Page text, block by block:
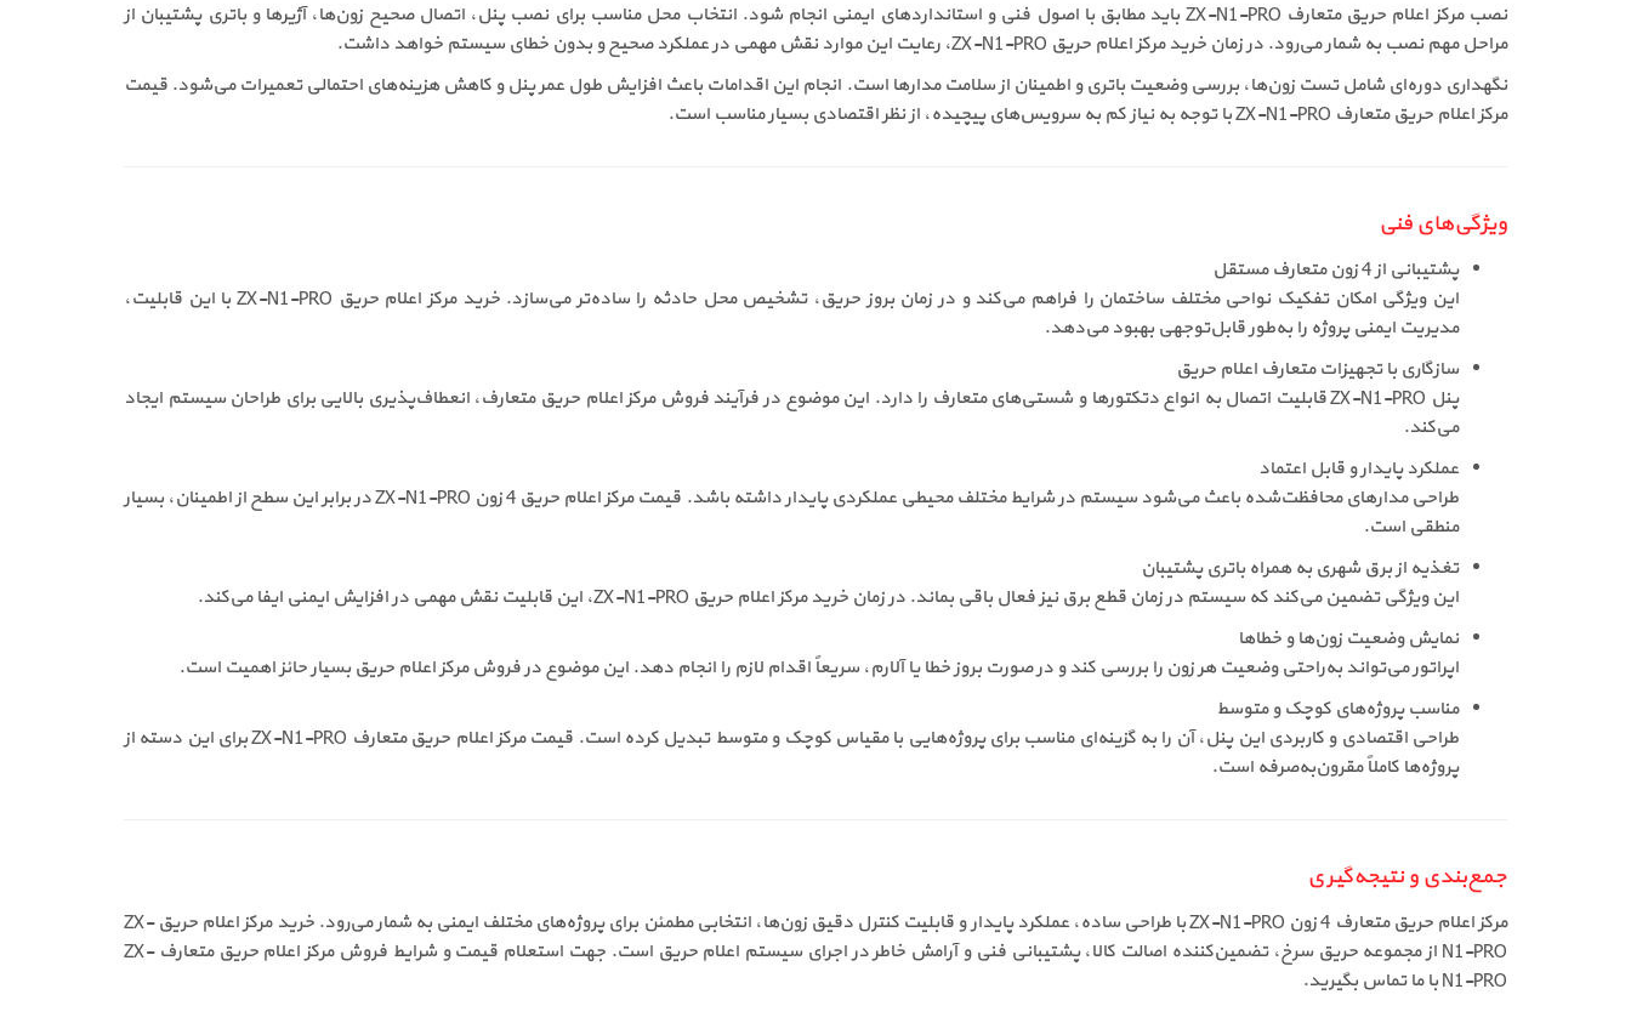
نصب مرکز اعلام حریق متعارف ZX-N1-PRO باید مطابق با اصول فنی و استانداردهای ایمنی انجام شود. انتخاب محل مناسب برای نصب پنل، اتصال صحیح زون‌ها، آژیرها و باتری پشتیبان از
مراحل مهم نصب به شمار می‌رود. در زمان خرید مرکز اعلام حریق ZX-N1-PRO، رعایت این موارد نقش مهمی در عملکرد صحیح و بدون خطای سیستم خواهد داشت.
نگهداری دوره‌ای شامل تست زون‌ها، بررسی وضعیت باتری و اطمینان از سلامت مدارها است. انجام این اقدامات باعث افزایش طول عمر پنل و کاهش هزینه‌های احتمالی تعمیرات می‌شود. قیمت
مرکز اعلام حریق متعارف ZX-N1-PRO با توجه به نیاز کم به سرویس‌های پیچیده، از نظر اقتصادی بسیار مناسب است.
ویژگی‌های فنی
پشتیبانی از 4 زون متعارف مستقل
این ویژگی امکان تفکیک نواحی مختلف ساختمان را فراهم می‌کند و در زمان بروز حریق، تشخیص محل حادثه را ساده‌تر می‌سازد. خرید مرکز اعلام حریق ZX-N1-PRO با این قابلیت،
مدیریت ایمنی پروژه را به‌طور قابل‌توجهی بهبود می‌دهد.
سازگاری با تجهیزات متعارف اعلام حریق
پنل ZX-N1-PRO قابلیت اتصال به انواع دتکتورها و شستی‌های متعارف را دارد. این موضوع در فرآیند فروش مرکز اعلام حریق متعارف، انعطاف‌پذیری بالایی برای طراحان سیستم ایجاد
می‌کند.
عملکرد پایدار و قابل اعتماد
طراحی مدارهای محافظت‌شده باعث می‌شود سیستم در شرایط مختلف محیطی عملکردی پایدار داشته باشد. قیمت مرکز اعلام حریق 4 زون ZX-N1-PRO در برابر این سطح از اطمینان، بسیار
منطقی است.
تغذیه از برق شهری به همراه باتری پشتیبان
این ویژگی تضمین می‌کند که سیستم در زمان قطع برق نیز فعال باقی بماند. در زمان خرید مرکز اعلام حریق ZX-N1-PRO، این قابلیت نقش مهمی در افزایش ایمنی ایفا می‌کند.
نمایش وضعیت زون‌ها و خطاها
اپراتور می‌تواند به‌راحتی وضعیت هر زون را بررسی کند و در صورت بروز خطا یا آلارم، سریعاً اقدام لازم را انجام دهد. این موضوع در فروش مرکز اعلام حریق بسیار حائز اهمیت است.
مناسب پروژه‌های کوچک و متوسط
طراحی اقتصادی و کاربردی این پنل، آن را به گزینه‌ای مناسب برای پروژه‌هایی با مقیاس کوچک و متوسط تبدیل کرده است. قیمت مرکز اعلام حریق متعارف ZX-N1-PRO برای این دسته از
پروژه‌ها کاملاً مقرون‌به‌صرفه است.
جمع‌بندی و نتیجه‌گیری
مرکز اعلام حریق متعارف 4 زون ZX-N1-PRO با طراحی ساده، عملکرد پایدار و قابلیت کنترل دقیق زون‌ها، انتخابی مطمئن برای پروژه‌های مختلف ایمنی به شمار می‌رود. خرید مرکز اعلام حریق ZX-
N1-PRO از مجموعه حریق سرخ، تضمین‌کننده اصالت کالا، پشتیبانی فنی و آرامش خاطر در اجرای سیستم اعلام حریق است. جهت استعلام قیمت و شرایط فروش مرکز اعلام حریق متعارف ZX-
N1-PRO با ما تماس بگیرید.